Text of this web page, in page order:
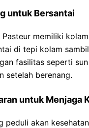
untuk Bersantai
memiliki
di tepi kolam
fasilitas seperti
setelah berenang.
untuk Menjaga
peduli akan